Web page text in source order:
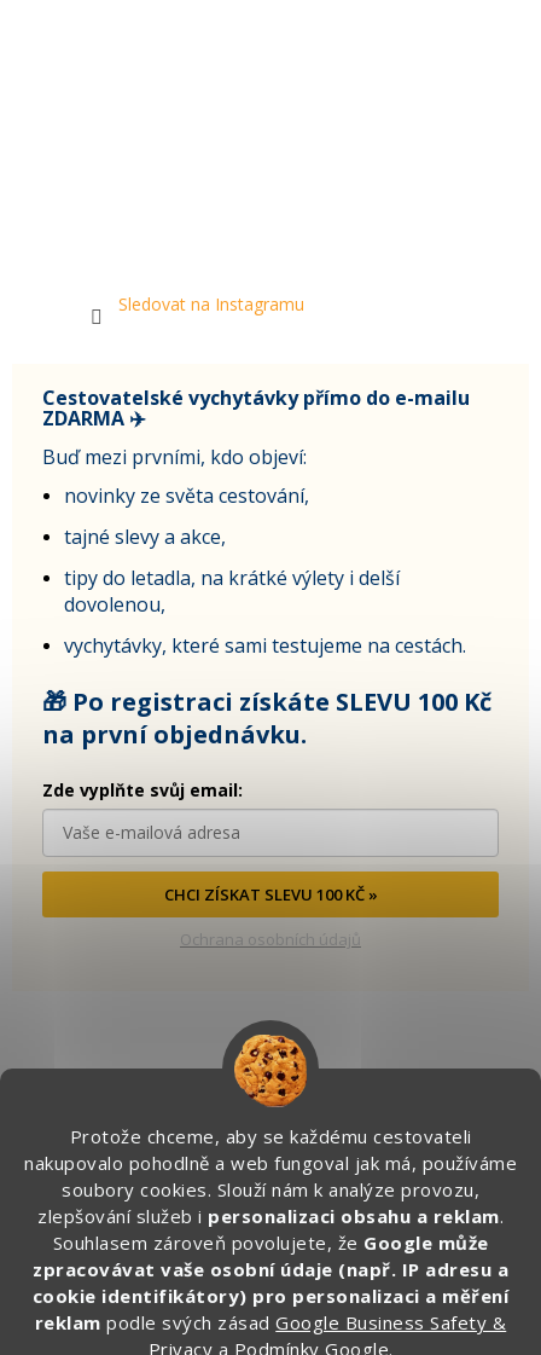
Protože chceme, aby se každému cestovateli
nakupovalo pohodlně a web fungoval jak má, používáme
soubory cookies. Slouží nám k analýze provozu,
zlepšování služeb i personalizaci obsahu a reklam.
Souhlasem zároveň povolujete, že Google může
zpracovávat vaše osobní údaje (např. IP adresu a
cookie identifikátory) pro personalizaci a měření
reklam podle svých zásadGoogle Business Safety &
Privacy a Podmínky Google.
Sledovat na Instagramu
Cestovatelské vychytávky přímo do e-mailu
ZDARMA ✈️
Buď mezi prvními, kdo objeví:
novinky ze světa cestování,
tajné slevy a akce,
tipy do letadla, na krátké výlety i delší
dovolenou,
vychytávky, které sami testujeme na cestách.
🎁 Po registraci získáte SLEVU 100 Kč
na první objednávku.
Zde vyplňte svůj email:
CHCI ZÍSKAT SLEVU 100 KČ »
Ochrana osobních údajů
info@zapakuj.cz
+420 734 266 587 (PO-PÁ, 9:00 – 17:00)
Zapakuj CZ/SK
zapakuj_czsk
@zapakuj_cz